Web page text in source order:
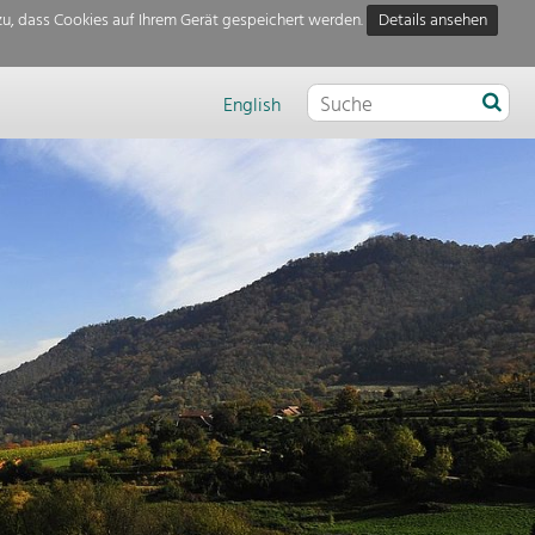
dass Cookies auf Ihrem Gerät gespeichert werden.
Details ansehen
English